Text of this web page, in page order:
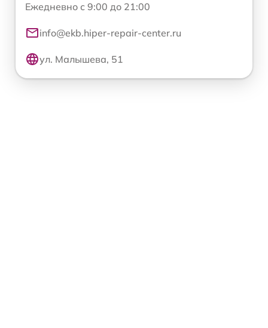
Ежедневно с 9:00 до 21:00
info@ekb.hiper-repair-center.ru
ул. Малышева, 51